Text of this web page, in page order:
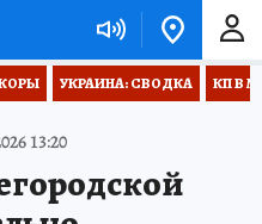
УКРАИНА: СВОДКА КП В
13:20